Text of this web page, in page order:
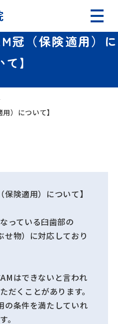
冠（保険適用）に
】
）について】
保険適用）について】
っている臼歯部の
せ物）に対応しており
はできないと言われ
だくことがあります。
の条件を満たしていれ
。